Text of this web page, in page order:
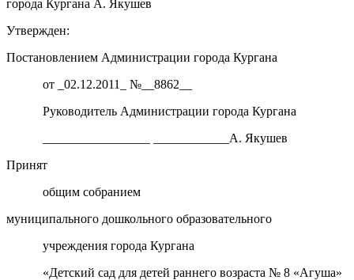
города Кургана А. Якушев
Утвержден:
Постановлением Администрации города Кургана
от _02.12.2011_ №__8862__
Руководитель Администрации города Кургана
_________________ ____________А. Якушев
Принят
общим собранием
муниципального дошкольного образовательного
учреждения города Кургана
«Детский сад для детей раннего возраста № 8 «Агуша»